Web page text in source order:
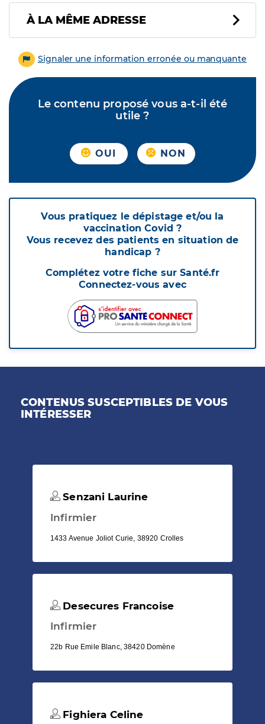
À LA MÊME ADRESSE
Signaler une information erronée ou manquante
Le contenu proposé vous a-t-il été
utile ?
OUI NON
Vous pratiquez le dépistage et/ou la
vaccination Covid ?
Vous recevez des patients en situation de
handicap ?
Complétez votre fiche sur Santé.fr
Connectez-vous avec
CONTENUS SUSCEPTIBLES DE VOUS
INTÉRESSER
Senzani Laurine
Infirmier
1433 Avenue Joliot Curie, 38920 Crolles
Desecures Francoise
Infirmier
22b Rue Emile Blanc, 38420 Domène
Fighiera Celine